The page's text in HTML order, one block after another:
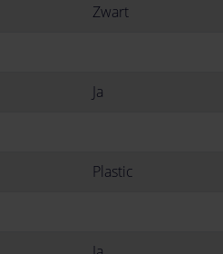
Zwart
Ja
Plastic